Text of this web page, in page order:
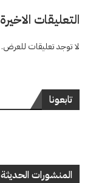
التعليقات الاخيرة
لا توجد تعليقات للعرض.
تابعونا
المنشورات الحديثة